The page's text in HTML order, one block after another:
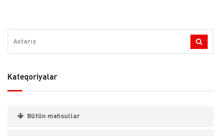
Kateqoriyalar
Bütün məhsullar